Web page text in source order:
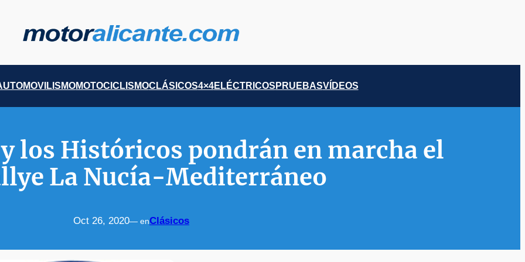
MOTOCICLISMOCLÁSICOS4×4ELÉCTRICOS PRUEBASVÍDEOS
los Históricos pondrán en marcha el
La Nucía-Mediterráneo
Oct 26, 2020— enClásicos